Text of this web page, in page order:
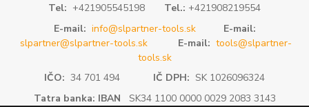
Tel: +421905545198 Tel.: +421908219554
E-mail: info@slpartner-tools.sk
E-mail:
slpartner@slpartner-tools.sk
E-mail: tools@slpartner-
tools.sk
IČO: 34 701 494 IČ DPH: SK 1026096324
Tatra banka: IBAN SK34 1100 0000 0029 2083 3143